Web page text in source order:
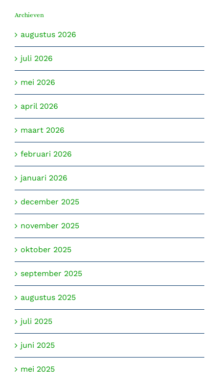
Archieven
augustus 2026
juli 2026
mei 2026
april 2026
maart 2026
februari 2026
januari 2026
december 2025
november 2025
oktober 2025
september 2025
augustus 2025
juli 2025
juni 2025
mei 2025